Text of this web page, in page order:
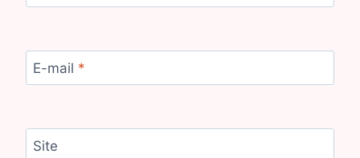
E-mail *
Site